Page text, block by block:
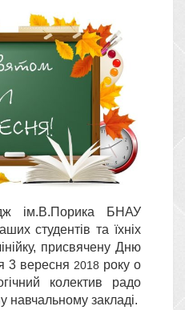
ім.В.Порика БНАУ
студентів та їхніх
присвячену Дню
3 вересня 2018 року о
колектив радо
навчальному закладі.